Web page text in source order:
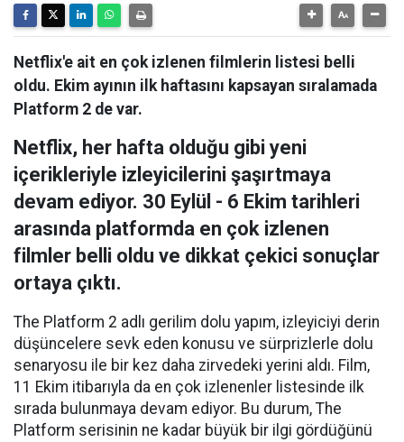
Netflix'e ait en çok izlenen filmlerin listesi belli
oldu. Ekim ayının ilk haftasını kapsayan sıralamada
Platform 2 de var.
Netflix, her hafta olduğu gibi yeni
içerikleriyle izleyicilerini şaşırtmaya
devam ediyor. 30 Eylül - 6 Ekim tarihleri
arasında platformda en çok izlenen
filmler belli oldu ve dikkat çekici sonuçlar
ortaya çıktı.
The Platform 2 adlı gerilim dolu yapım, izleyiciyi derin
düşüncelere sevk eden konusu ve sürprizlerle dolu
senaryosu ile bir kez daha zirvedeki yerini aldı. Film,
11 Ekim itibarıyla da en çok izlenenler listesinde ilk
sırada bulunmaya devam ediyor. Bu durum, The
Platform serisinin ne kadar büyük bir ilgi gördüğünü